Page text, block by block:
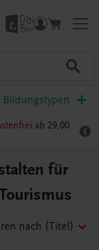
Bildungstypen
ab 29,00
für
nach (Titel)